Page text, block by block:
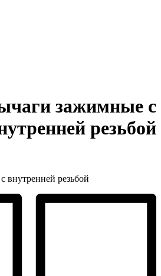
зажимные с
резьбой
внутренней резьбой